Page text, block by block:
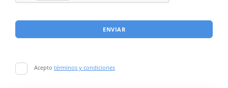
ENVIAR
Acepto términos y condiciones